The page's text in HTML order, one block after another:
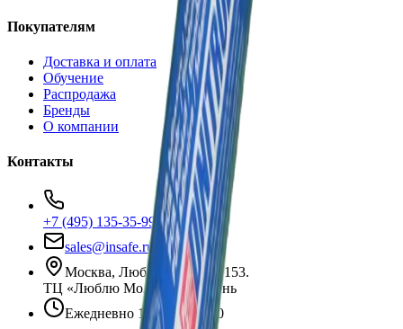
Покупателям
Доставка и оплата
Обучение
Распродажа
Бренды
О компании
Контакты
+7 (495) 135-35-99
sales@insafe.ru
Москва, Люблинская ул., 153.
ТЦ «Люблю Молл», -1 уровень
Ежедневно 10:00 — 19:00